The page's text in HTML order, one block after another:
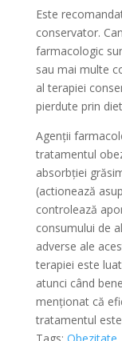
Este
conservator.
farmacologic
sau mai multe
al terapiei
pierdute prin
Agenții
tratamentul
absorbției
(actionează
controlează
consumului de
adverse ale
terapiei este
atunci când
menționat că
tratamentul